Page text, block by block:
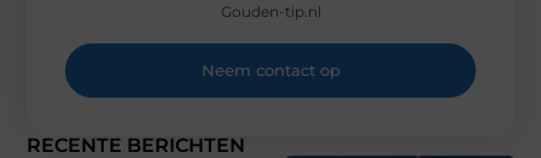
RECENTE BERICHTEN
Gouden-tip.nl
Neem contact op